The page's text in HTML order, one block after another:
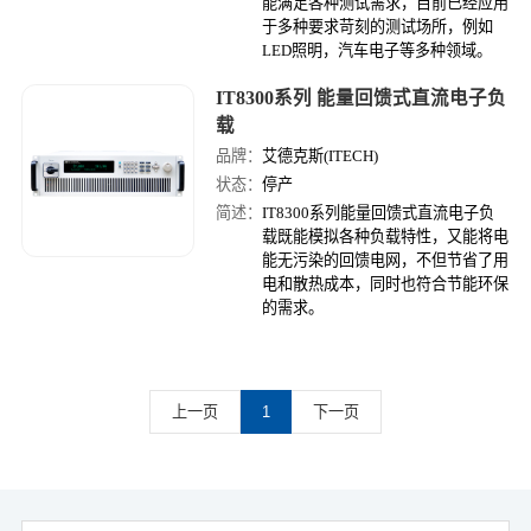
于多种要求苛刻的测试场所，例如
LED照明，汽车电子等多种领域。
IT8300系列 能量回馈式直流电子负
载
品牌：艾德克斯(ITECH)
状态：停产
简述：IT8300系列能量回馈式直流电子负
载既能模拟各种负载特性，又能将电
能无污染的回馈电网，不但节省了用
电和散热成本，同时也符合节能环保
的需求。
上一页 1 下一页